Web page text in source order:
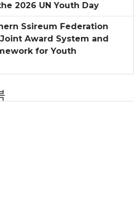
2026 UN Youth Day
Ssireum Federation
Award System and
for Youth